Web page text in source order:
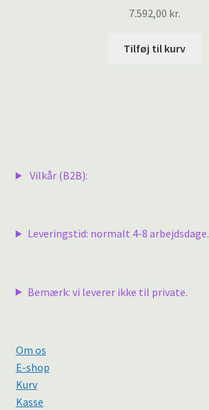
7.592,00 kr.
Tilføj til kurv
Vilkår (B2B):
Leveringstid: normalt 4-8 arbejdsdage.
Bemærk: vi leverer ikke til private.
Om os
E-shop
Kurv
Kasse